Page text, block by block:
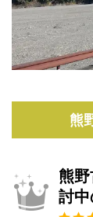
熊
熊
討